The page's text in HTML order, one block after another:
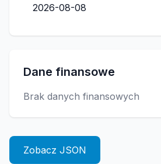
2026-08-08
Dane finansowe
Brak danych finansowych
Zobacz JSON